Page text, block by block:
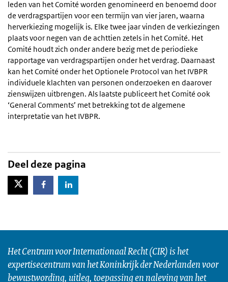
leden van het Comité worden genomineerd en benoemd door
de verdragspartijen voor een termijn van vier jaren, waarna
herverkiezing mogelijk is. Elke twee jaar vinden de verkiezingen
plaats voor negen van de achttien zetels in het Comité. Het
Comité houdt zich onder andere bezig met de periodieke
rapportage van verdragspartijen onder het verdrag. Daarnaast
kan het Comité onder het Optionele Protocol van het IVBPR
individuele klachten van personen onderzoeken en daarover
zienswijzen uitbrengen. Als laatste publiceert het Comité ook
‘General Comments’ met betrekking tot de algemene
interpretatie van het IVBPR.
Deel deze pagina
X-TwitterFacebookLinkedIn
Het Centrum voor Internationaal Recht (CIR) is het
expertisecentrum van het Koninkrijk der Nederlanden voor
bewustwording, uitleg, toepassing en naleving van het